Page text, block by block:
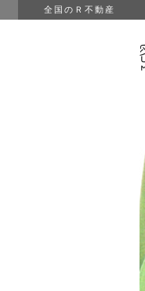
全国のＲ不動産